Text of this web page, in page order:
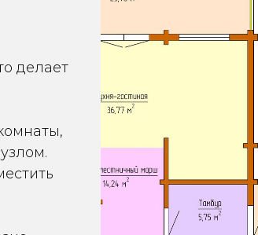
делает